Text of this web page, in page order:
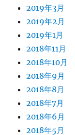
2019年3月
2019年2月
2019年1月
2018年11月
2018年10月
2018年9月
2018年8月
2018年7月
2018年6月
2018年5月